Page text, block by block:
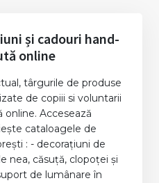
și cadouri hand-
online
târgurile de produse
de copiii si voluntarii
online. Accesează
cataloagele de
: - decorațiuni de
nea, căsuță, clopoței și
de lumânare în